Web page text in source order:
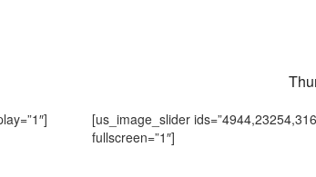
[us_image_slider
fullscreen=”1″]